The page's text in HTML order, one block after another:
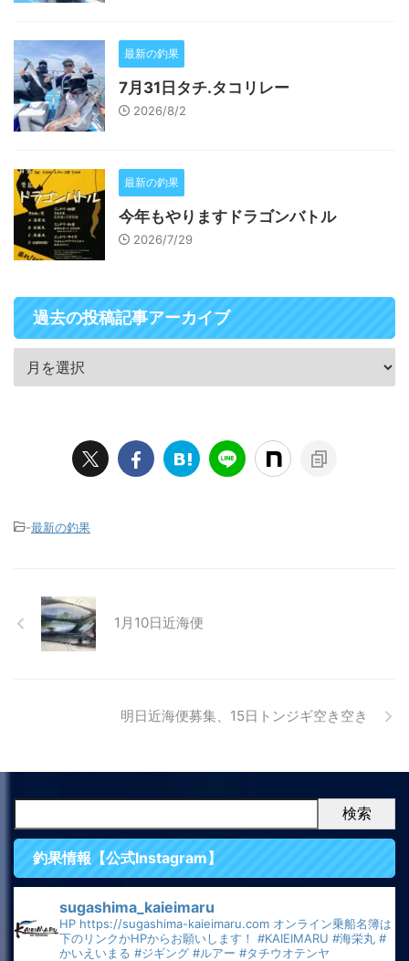
最新の釣果
7月31日タチ.タコリレー
2026/8/2
最新の釣果
今年もやりますドラゴンバトル
2026/7/29
過去の投稿記事アーカイブ
-最新の釣果
1月10日近海便
明日近海便募集、15日トンジギ空き空き
検索
釣果情報【公式Instagram】
sugashima_kaieimaru
HP https://sugashima-kaieimaru.com オンライン乗船名簿は
下のリンクかHPからお願いします！ #KAIEIMARU #海栄丸 #
かいえいまる #ジギング #ルアー #タチウオテンヤ